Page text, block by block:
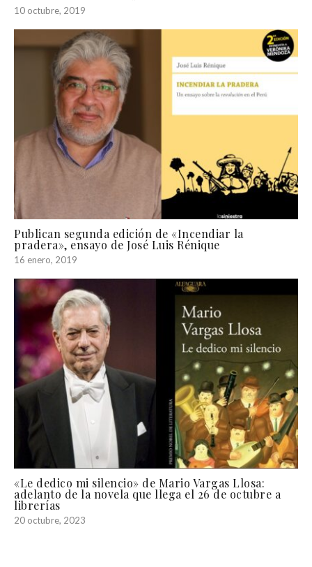
10 octubre, 2019
Publican segunda edición de «Incendiar la
pradera», ensayo de José Luis Rénique
16 enero, 2019
«Le dedico mi silencio» de Mario Vargas Llosa:
adelanto de la novela que llega el 26 de octubre a
librerías
20 octubre, 2023